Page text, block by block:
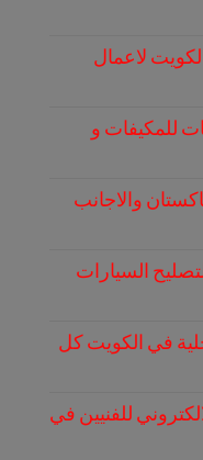
لاعمال
للمكيفات و
والاجانب
السيارات
في الكويت كل
للفنيين في